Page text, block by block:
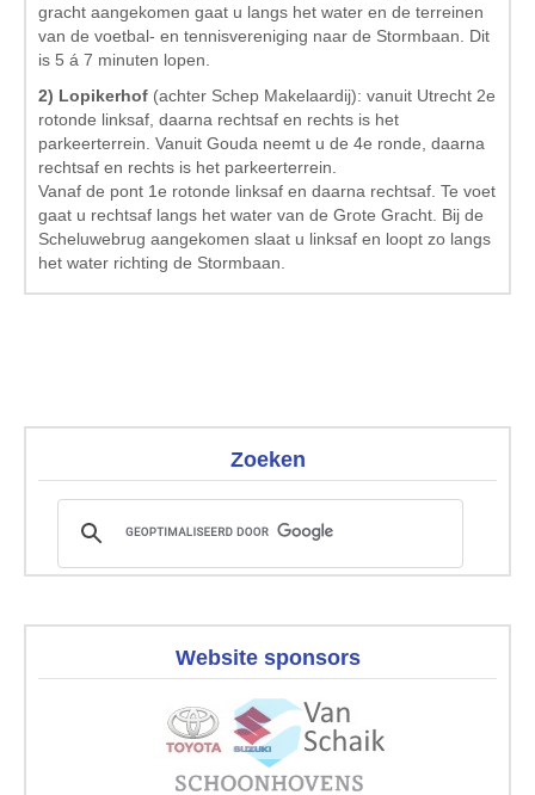
gracht aangekomen gaat u langs het water en de terreinen
van de voetbal- en tennisvereniging naar de Stormbaan. Dit
is 5 á 7 minuten lopen.
2) Lopikerhof (achter Schep Makelaardij): vanuit Utrecht 2e
rotonde linksaf, daarna rechtsaf en rechts is het
parkeerterrein. Vanuit Gouda neemt u de 4e ronde, daarna
rechtsaf en rechts is het parkeerterrein.
Vanaf de pont 1e rotonde linksaf en daarna rechtsaf. Te voet
gaat u rechtsaf langs het water van de Grote Gracht. Bij de
Scheluwebrug aangekomen slaat u linksaf en loopt zo langs
het water richting de Stormbaan.
Zoeken
Website sponsors